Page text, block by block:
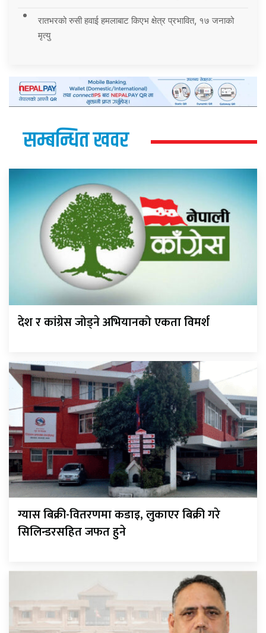
रातभरको रुसी हवाई हमलाबाट किएभ क्षेत्र प्रभावित, १७ जनाको
मृत्यु
सम्बन्धित खवर
देश र कांग्रेस जोड्ने अभियानको एकता विमर्श
ग्यास बिक्री-वितरणमा कडाइ, लुकाएर बिक्री गरे
सिलिन्डरसहित जफत हुने